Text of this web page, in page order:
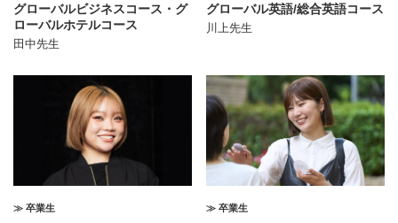
グローバルビジネスコース・グ
ローバルホテルコース
田中先生
グローバル英語/総合英語コース
川上先生
≫ 卒業生 ≫ 卒業生